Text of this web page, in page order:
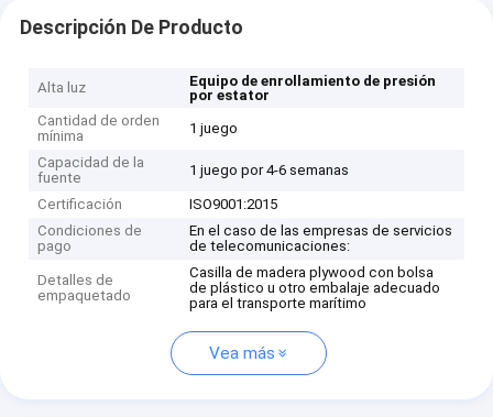
Descripción De Producto
Alta luz
Equipo de enrollamiento de presión
por estator
Cantidad de orden
mínima
1 juego
Capacidad de la
fuente
1 juego por 4-6 semanas
Certificación
ISO9001:2015
Condiciones de
pago
En el caso de las empresas de servicios
de telecomunicaciones:
Detalles de
empaquetado
Casilla de madera plywood con bolsa
de plástico u otro embalaje adecuado
para el transporte marítimo
Vea más